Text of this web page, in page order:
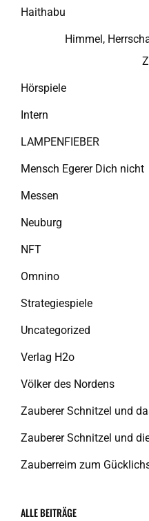
Haithabu
Himmel,
Hörspiele
Intern
LAMPENFIEBER
Mensch Egerer Dich nicht
Messen
Neuburg
NFT
Omnino
Strategiespiele
Uncategorized
Verlag H2o
Völker des Nordens
Zauberer Schnitzel und
Zauberer Schnitzel und
Zauberreim zum
ALLE BEITRÄGE